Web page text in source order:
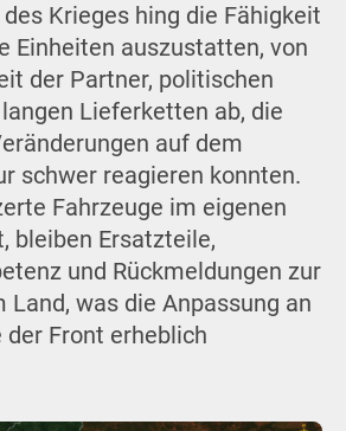
Krieges hing die Fähigkeit
Einheiten auszustatten, von
der Partner, politischen
Lieferketten ab, die
auf dem
schwer reagieren konnten.
Fahrzeuge im eigenen
bleiben Ersatzteile,
und Rückmeldungen zur
Land, was die Anpassung an
der Front erheblich